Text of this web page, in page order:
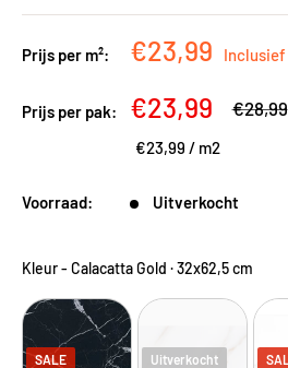
Prijs per m²: Kortingsprijs
€23,99
Prijs per pak: Kortingsprijs
€23,99 €28,99
€23,99 / m2
Voorraad: Uitverkocht
Kleur- Calacatta Gold · 32x62,5 cm
SALE
Uitverkocht